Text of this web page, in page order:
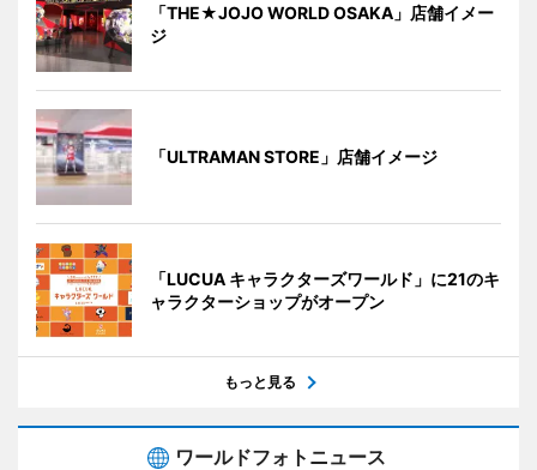
「THE★JOJO WORLD OSAKA」店舗イメー
ジ
「ULTRAMAN STORE」店舗イメージ
「LUCUA キャラクターズワールド」に21のキ
ャラクターショップがオープン
もっと見る
ワールドフォトニュース